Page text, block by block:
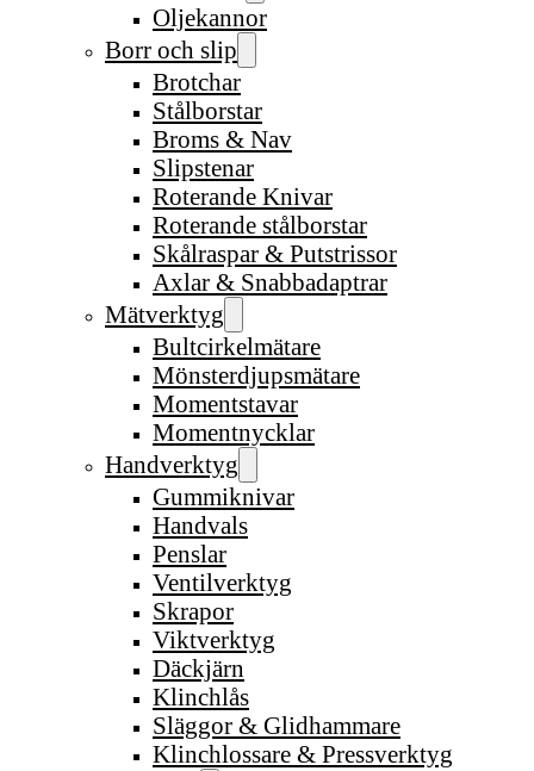
Oljekannor
Borr och slip
Brotchar
Stålborstar
Broms & Nav
Slipstenar
Roterande Knivar
Roterande stålborstar
Skålraspar & Putstrissor
Axlar & Snabbadaptrar
Mätverktyg
Bultcirkelmätare
Mönsterdjupsmätare
Momentstavar
Momentnycklar
Handverktyg
Gummiknivar
Handvals
Penslar
Ventilverktyg
Skrapor
Viktverktyg
Däckjärn
Klinchlås
Släggor & Glidhammare
Klinchlossare & Pressverktyg